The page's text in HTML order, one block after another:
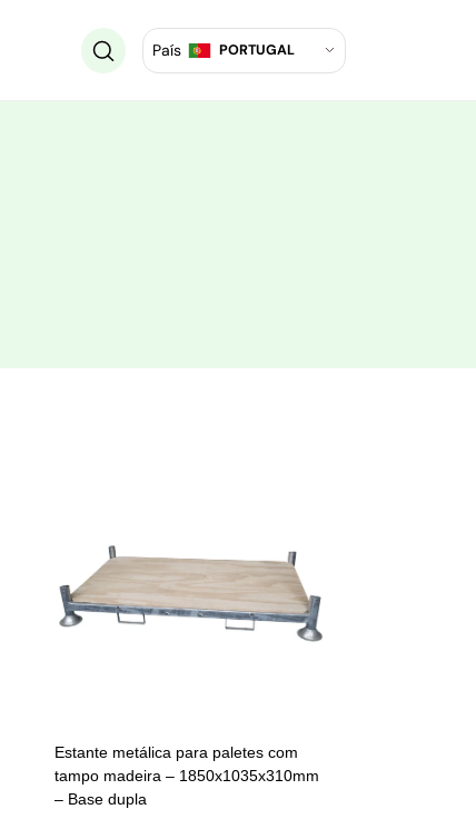
País PORTUGAL
Estante metálica para paletes com
tampo madeira – 1850x1035x310mm
– Base dupla